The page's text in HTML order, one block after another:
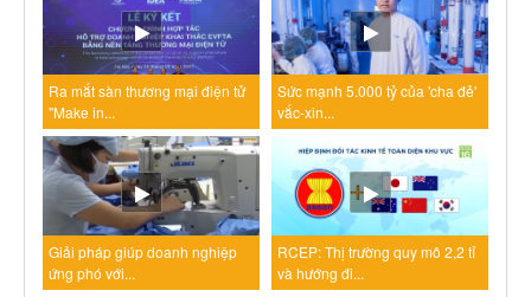
Ra mắt sàn thương mại điện tử
"Make in...
Sức mạnh 5.000 tỷ của 'cha đẻ'
vắc-xin...
Giải pháp giúp doanh nghiệp
ứng phó với...
RCEP: Thị trường quy mô 2,2 tỉ
và hướng đi...